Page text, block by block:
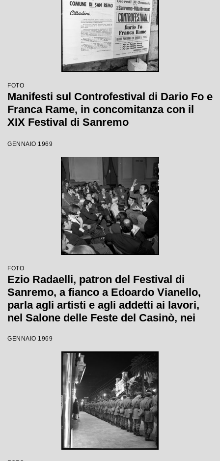
FOTO
Manifesti sul Controfestival di Dario Fo e
Franca Rame, in concomitanza con il
XIX Festival di Sanremo
GENNAIO 1969
FOTO
Ezio Radaelli, patron del Festival di
Sanremo, a fianco a Edoardo Vianello,
parla agli artisti e agli addetti ai lavori,
nel Salone delle Feste del Casinò, nei
GENNAIO 1969